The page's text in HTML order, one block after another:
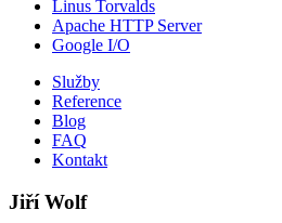
Linus Torvalds
Apache HTTP Server
Google I/O
Služby
Reference
Blog
FAQ
Kontakt
Jiří Wolf